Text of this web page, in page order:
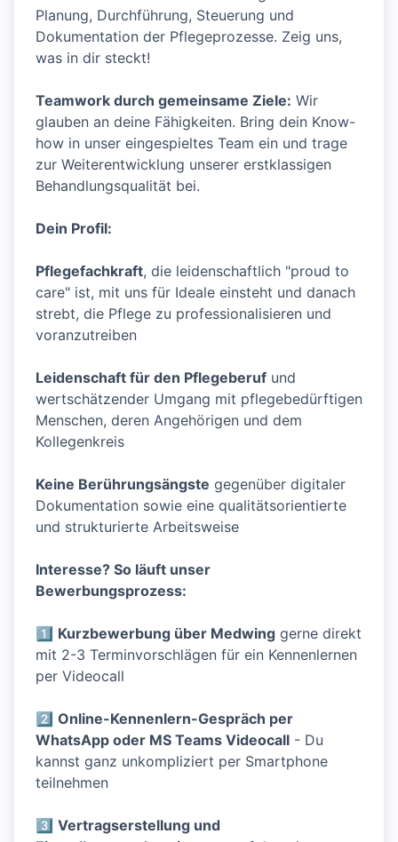
Planung, Durchführung, Steuerung und
Dokumentation der Pflegeprozesse. Zeig uns,
was in dir steckt!
Teamwork durch gemeinsame Ziele: Wir
glauben an deine Fähigkeiten. Bring dein Know-
how in unser eingespieltes Team ein und trage
zur Weiterentwicklung unserer erstklassigen
Behandlungsqualität bei.
Dein Profil:
Pflegefachkraft, die leidenschaftlich "proud to
care" ist, mit uns für Ideale einsteht und danach
strebt, die Pflege zu professionalisieren und
voranzutreiben
Leidenschaft für den Pflegeberuf und
wertschätzender Umgang mit pflegebedürftigen
Menschen, deren Angehörigen und dem
Kollegenkreis
Keine Berührungsängste gegenüber digitaler
Dokumentation sowie eine qualitätsorientierte
und strukturierte Arbeitsweise
Interesse? So läuft unser
Bewerbungsprozess:
1⃣ Kurzbewerbung über Medwing gerne direkt
mit 2-3 Terminvorschlägen für ein Kennenlernen
per Videocall
2⃣ Online-Kennenlern-Gespräch per
WhatsApp oder MS Teams Videocall - Du
kannst ganz unkompliziert per Smartphone
teilnehmen
3⃣ Vertragserstellung und